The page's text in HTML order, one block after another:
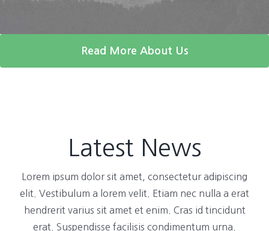
Read More About Us
Latest News
Lorem ipsum dolor sit amet, consectetur adipiscing
elit. Vestibulum a lorem velit. Etiam nec nulla a erat
hendrerit varius sit amet et enim. Cras id tincidunt
erat. Suspendisse facilisis condimentum urna.